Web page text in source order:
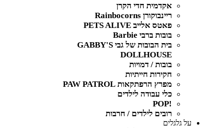
אקדמית חדי הקרן
ריינבוקורן Rainbocorns
פאטס אלייב PETS ALIVE
בובות ברבי Barbie
בית הבובות של גבי GABBY'S
DOLLHOUSE
בובות / דמויות
חקירות חייתיות
מפרץ הרפתקאות PAW PATROL
כלי עבודה לילדים
!POP
רובים לילדים / חרבות
על גלגלים